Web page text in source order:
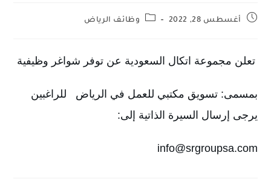
أغسطس 28, 2022 وظائف الرياض
تعلن مجموعة اتكال السعودية عن توفر شواغر وظيفية
يرجى إرسال السيرة الذاتية إلى:
info@srgroupsa.com